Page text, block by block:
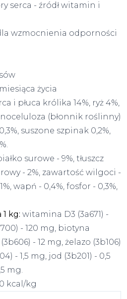
serca - źródł witamin i
wzmocnienia odporności
życia
i płuca królika 14%, ryż 4%,
(błonnik roślinny)
suszone szpinak 0,2%,
surowe - 9%, tłuszcz
- 2%, zawartość wilgoci -
wapń - 0,4%, fosfor - 0,3%,
kg: witamina D3 (3a671) -
- 120 mg, biotyna
- 12 mg, żelazo (3b106)
- 1,5 mg, jod (3b201) - 0,5
mg.
kcal/kg